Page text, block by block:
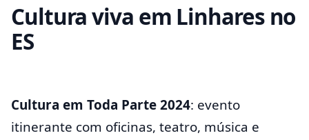
Cultura viva em Linhares no
ES
Cultura em Toda Parte 2024: evento
itinerante com oficinas, teatro, música e